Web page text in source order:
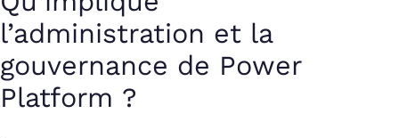
l’administration et la
gouvernance de Power
Platform ?